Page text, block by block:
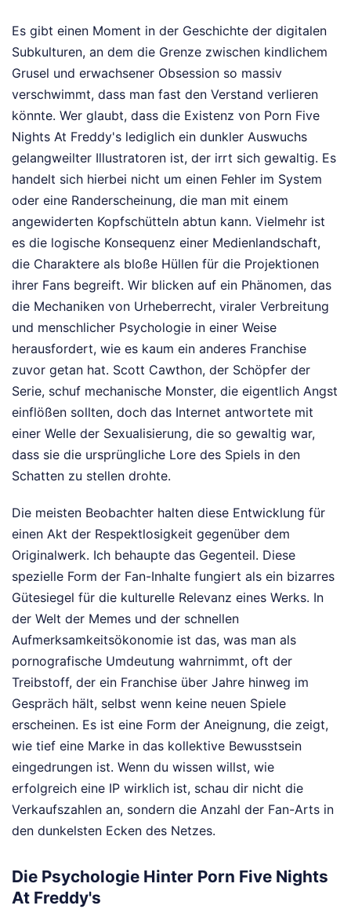
Es gibt einen Moment in der Geschichte der digitalen
Subkulturen, an dem die Grenze zwischen kindlichem
Grusel und erwachsener Obsession so massiv
verschwimmt, dass man fast den Verstand verlieren
könnte. Wer glaubt, dass die Existenz von Porn Five
Nights At Freddy's lediglich ein dunkler Auswuchs
gelangweilter Illustratoren ist, der irrt sich gewaltig. Es
handelt sich hierbei nicht um einen Fehler im System
oder eine Randerscheinung, die man mit einem
angewiderten Kopfschütteln abtun kann. Vielmehr ist
es die logische Konsequenz einer Medienlandschaft,
die Charaktere als bloße Hüllen für die Projektionen
ihrer Fans begreift. Wir blicken auf ein Phänomen, das
die Mechaniken von Urheberrecht, viraler Verbreitung
und menschlicher Psychologie in einer Weise
herausfordert, wie es kaum ein anderes Franchise
zuvor getan hat. Scott Cawthon, der Schöpfer der
Serie, schuf mechanische Monster, die eigentlich Angst
einflößen sollten, doch das Internet antwortete mit
einer Welle der Sexualisierung, die so gewaltig war,
dass sie die ursprüngliche Lore des Spiels in den
Schatten zu stellen drohte.
Die meisten Beobachter halten diese Entwicklung für
einen Akt der Respektlosigkeit gegenüber dem
Originalwerk. Ich behaupte das Gegenteil. Diese
spezielle Form der Fan-Inhalte fungiert als ein bizarres
Gütesiegel für die kulturelle Relevanz eines Werks. In
der Welt der Memes und der schnellen
Aufmerksamkeitsökonomie ist das, was man als
pornografische Umdeutung wahrnimmt, oft der
Treibstoff, der ein Franchise über Jahre hinweg im
Gespräch hält, selbst wenn keine neuen Spiele
erscheinen. Es ist eine Form der Aneignung, die zeigt,
wie tief eine Marke in das kollektive Bewusstsein
eingedrungen ist. Wenn du wissen willst, wie
erfolgreich eine IP wirklich ist, schau dir nicht die
Verkaufszahlen an, sondern die Anzahl der Fan-Arts in
den dunkelsten Ecken des Netzes.
Die Psychologie Hinter Porn Five Nights
At Freddy's